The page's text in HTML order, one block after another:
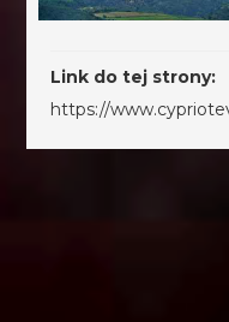
Link do tej strony:
https://